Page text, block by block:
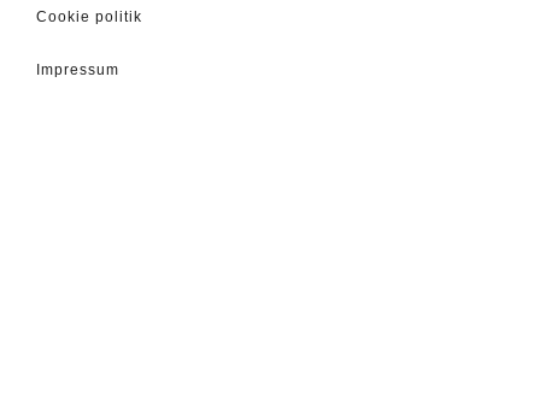
Cookie politik
Impressum